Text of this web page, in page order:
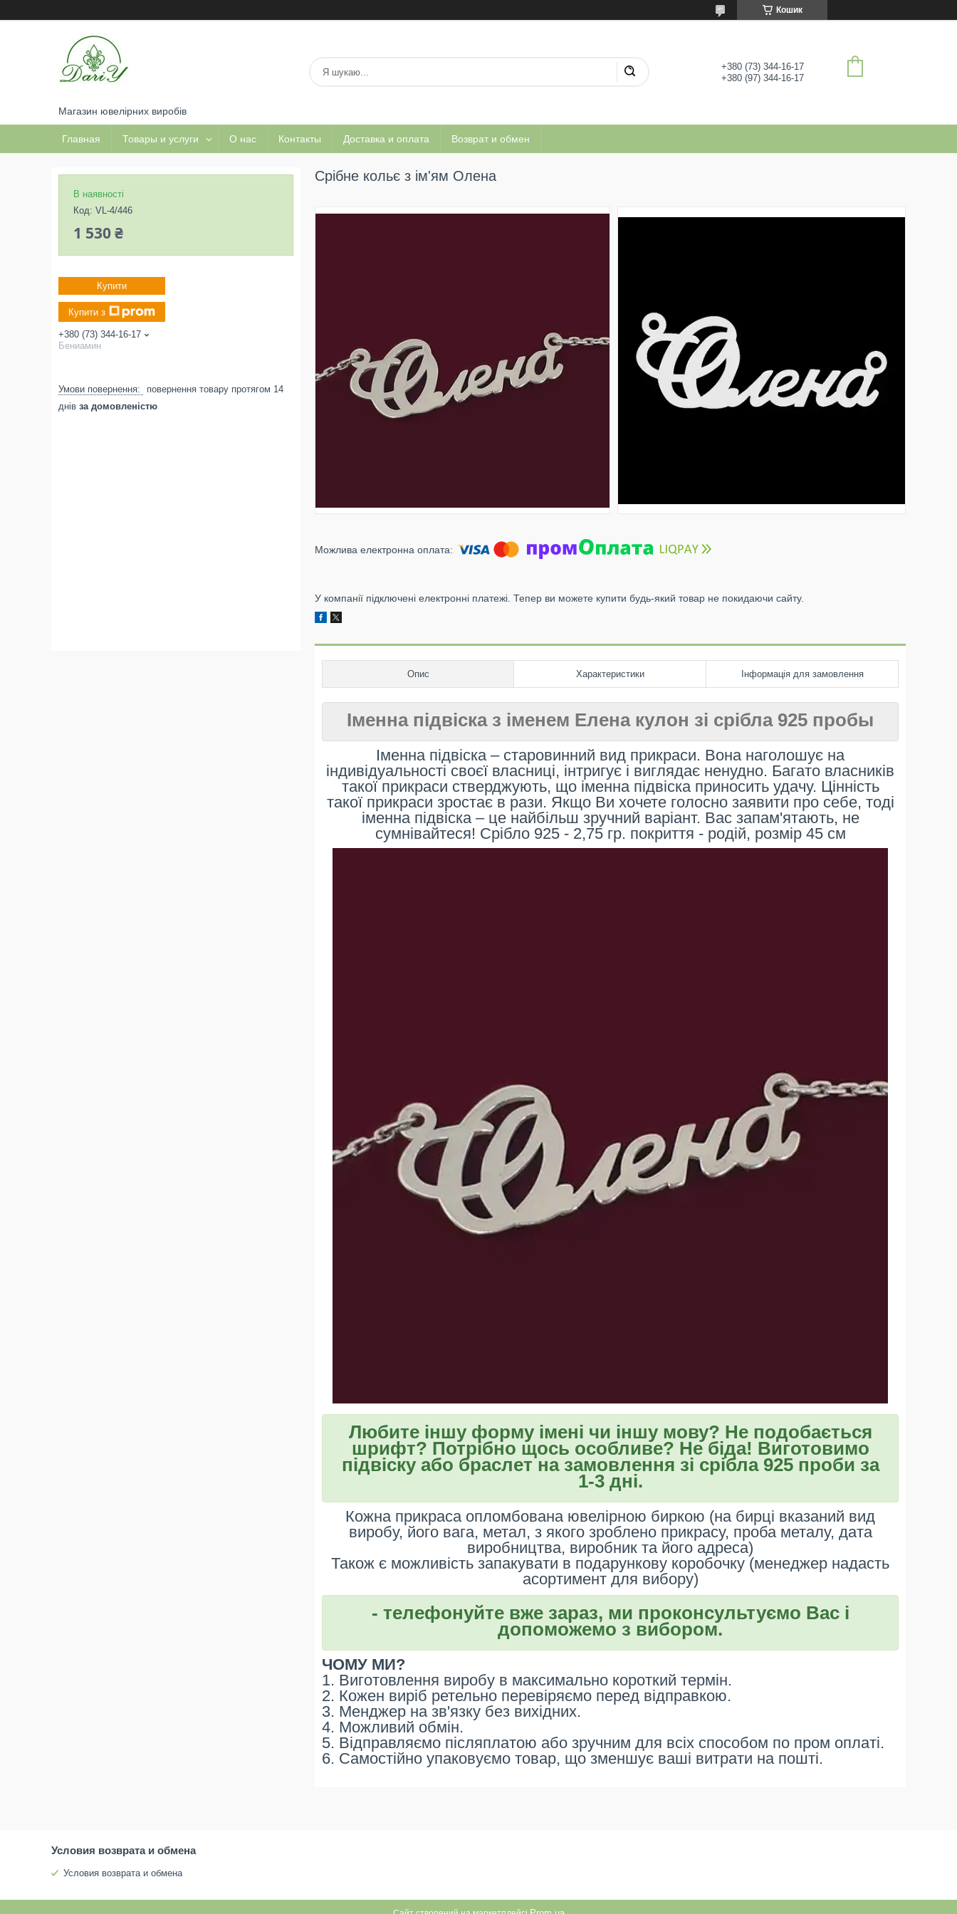
Кошик
Магазин ювелірних виробів
+380 (73) 344-16-17
+380 (97) 344-16-17
Главная Товары и услуги О нас Контакты Доставка и оплата Возврат и обмен
Срібне кольє з ім'ям Олена
У компанії підключені електронні платежі. Тепер ви можете купити будь-який товар не покидаючи сайту.
Опис Характеристики Інформація для замовлення
Іменна підвіска з іменем Елена кулон зі срібла 925 пробы
Іменна підвіска – старовинний вид прикраси. Вона наголошує на
індивідуальності своєї власниці, інтригує і виглядає ненудно. Багато власників
такої прикраси стверджують, що іменна підвіска приносить удачу. Цінність
такої прикраси зростає в рази. Якщо Ви хочете голосно заявити про себе, тоді
іменна підвіска – це найбільш зручний варіант. Вас запам'ятають, не
сумнівайтеся! Срібло 925 - 2,75 гр. покриття - родій, розмір 45 см
Любите іншу форму імені чи іншу мову? Не подобається
шрифт? Потрібно щось особливе? Не біда! Виготовимо
підвіску або браслет на замовлення зі срібла 925 проби за
1-3 дні.
Кожна прикраса опломбована ювелірною биркою (на бирці вказаний вид
виробу, його вага, метал, з якого зроблено прикрасу, проба металу, дата
виробництва, виробник та його адреса)
Також є можливість запакувати в подарункову коробочку (менеджер надасть
асортимент для вибору)
- телефонуйте вже зараз, ми проконсультуємо Вас і
допоможемо з вибором.
ЧОМУ МИ?
1. Виготовлення виробу в максимально короткий термін.
2. Кожен виріб ретельно перевіряємо перед відправкою.
3. Менджер на зв'язку без вихідних.
4. Можливий обмін.
5. Відправляємо післяплатою або зручним для всіх способом по пром оплаті.
6. Самостійно упаковуємо товар, що зменшує ваші витрати на пошті.
В наявності
Код: VL-4/446
1 530 ₴
Купити
Купити з
+380 (73) 344-16-17
Бениамин
повернення товару протягом 14
днів за домовленістю
Условия возврата и обмена
Условия возврата и обмена